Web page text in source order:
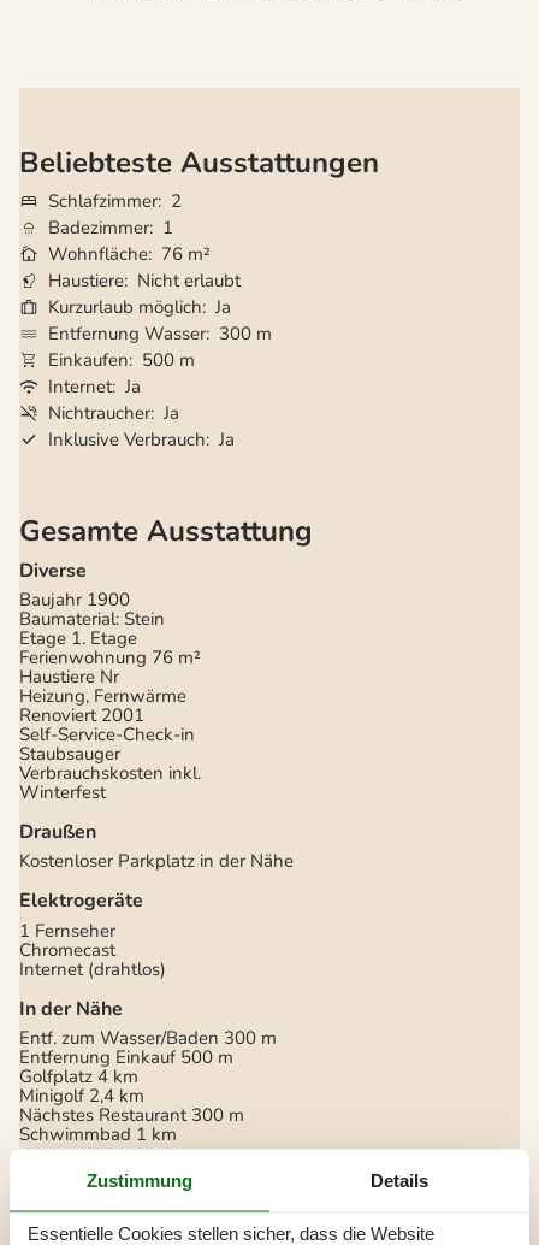
Beliebteste Ausstattungen
Schlafzimmer 2
Badezimmer 1
Wohnfläche 76 m²
Haustiere Nicht erlaubt
Kurzurlaub möglich Ja
Entfernung Wasser 300 m
Einkaufen
500 m
Internet Ja
Nichtraucher Ja
Inklusive Verbrauch Ja
Gesamte Ausstattung
Diverse
Baujahr 1900
Baumaterial: Stein
Etage 1. Etage
Ferienwohnung 76 m²
Haustiere Nr
Heizung, Fernwärme
Renoviert 2001
Self-Service-Check-in
Staubsauger
Verbrauchskosten inkl.
Winterfest
Draußen
Kostenloser Parkplatz in der Nähe
Elektrogeräte
1 Fernseher
Chromecast
Internet (drahtlos)
In der Nähe
Entf. zum Wasser/Baden 300 m
Entfernung Einkauf 500 m
Golfplatz 4 km
Minigolf 2,4 km
Nächstes Restaurant 300 m
Schwimmbad 1 km
Konzepte
Rauchfreies Haus
Zustimmung Details
Essentielle Cookies stellen sicher, dass die Website